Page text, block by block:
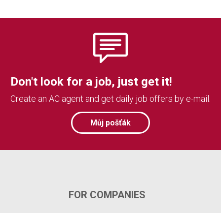
Don't look for a job, just get it!
Create an AC agent and get daily job offers by e-mail.
Můj pošťák
FOR COMPANIES